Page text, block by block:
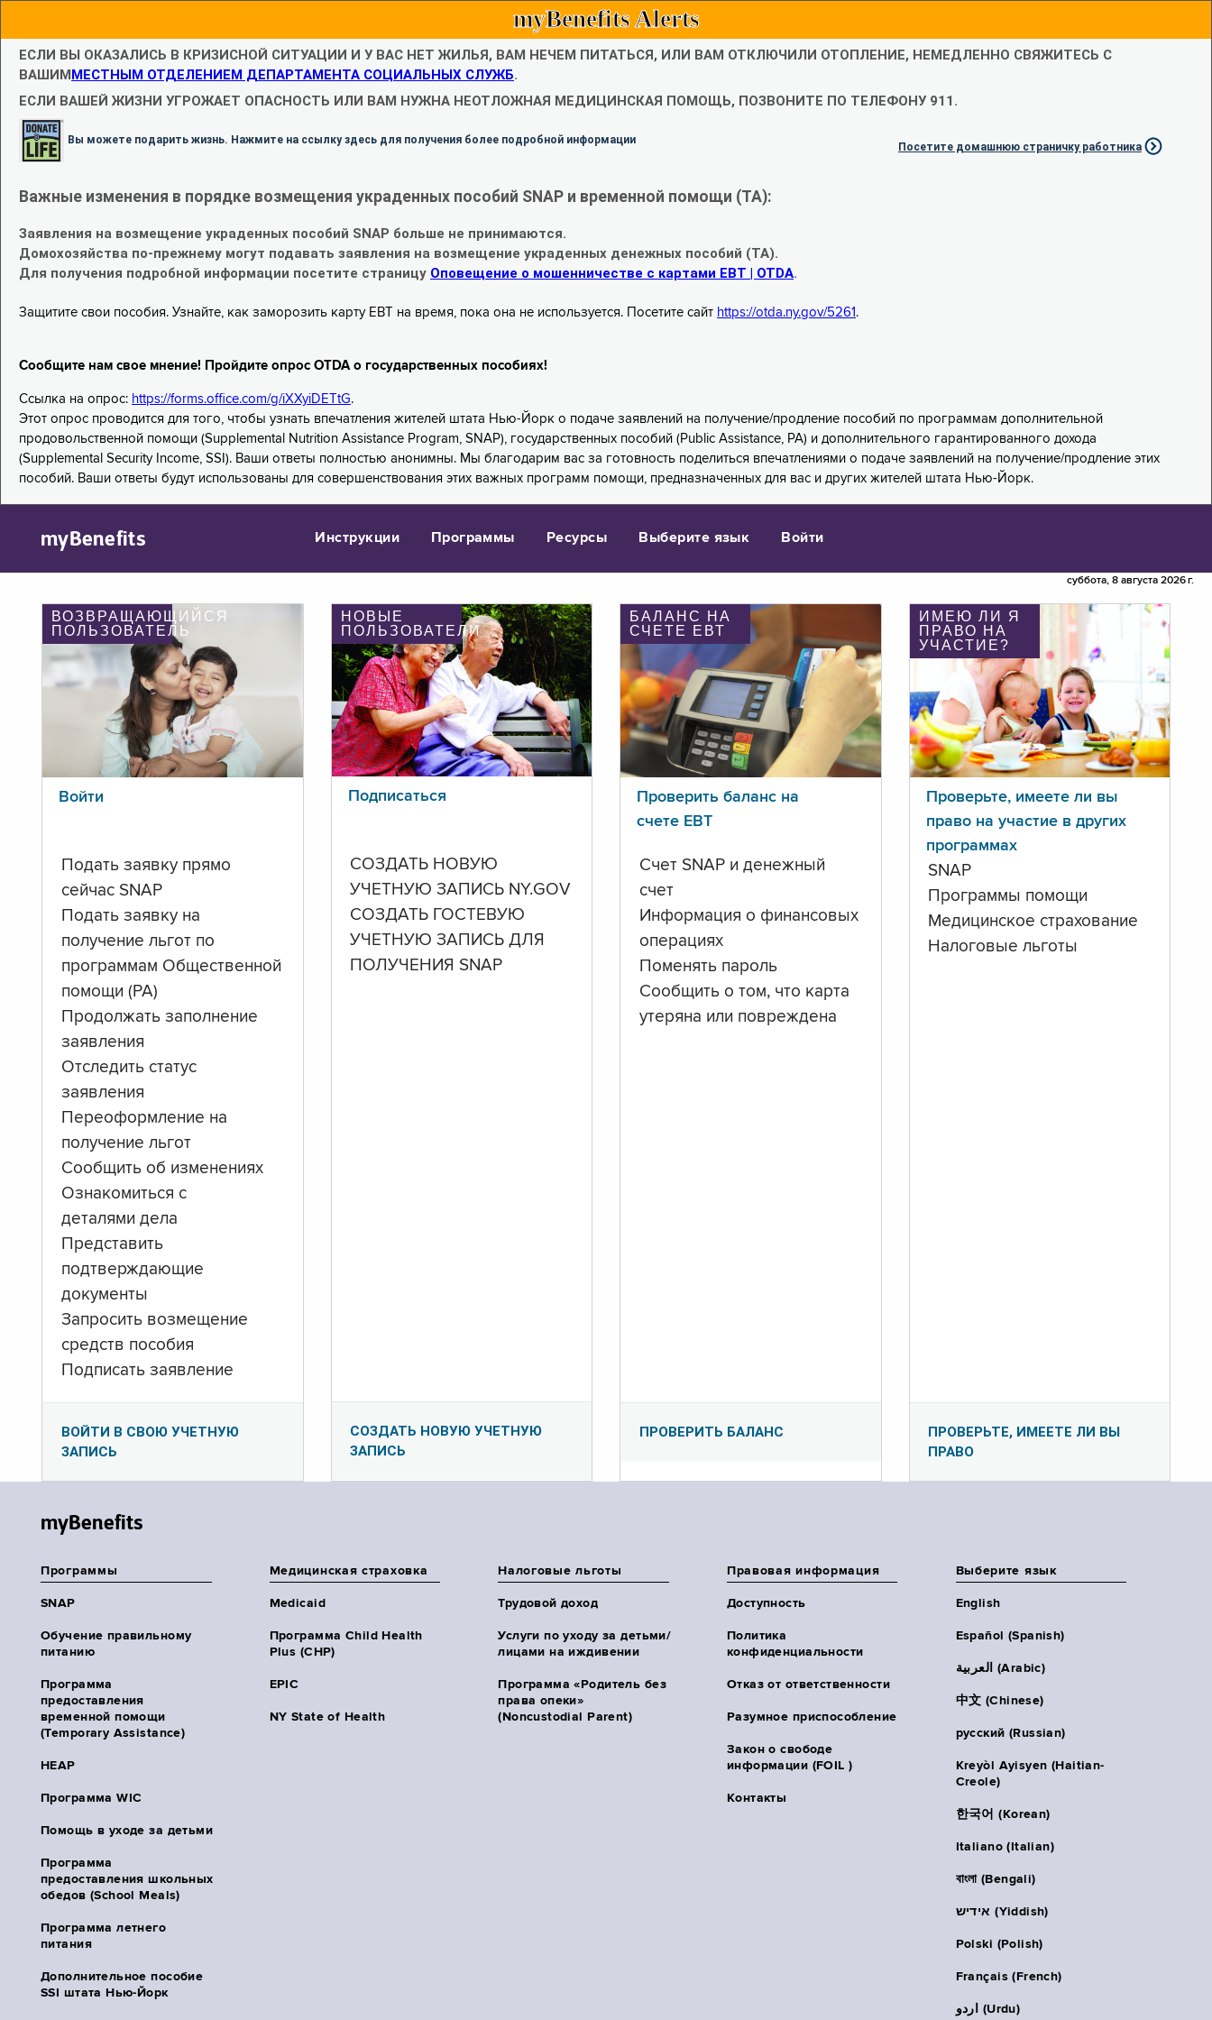
myBenefits Alerts
ЕСЛИ ВЫ ОКАЗАЛИСЬ В КРИЗИСНОЙ СИТУАЦИИ И У ВАС НЕТ ЖИЛЬЯ, ВАМ НЕЧЕМ ПИТАТЬСЯ, ИЛИ ВАМ ОТКЛЮЧИЛИ ОТОПЛЕНИЕ, НЕМЕДЛЕННО СВЯЖИТЕСЬ С
ВАШИММЕСТНЫМ ОТДЕЛЕНИЕМ ДЕПАРТАМЕНТА СОЦИАЛЬНЫХ СЛУЖБ.
ЕСЛИ ВАШЕЙ ЖИЗНИ УГРОЖАЕТ ОПАСНОСТЬ ИЛИ ВАМ НУЖНА НЕОТЛОЖНАЯ МЕДИЦИНСКАЯ ПОМОЩЬ, ПОЗВОНИТЕ ПО ТЕЛЕФОНУ 911.
Вы можете подарить жизнь. Нажмите на ссылку здесь для получения более подробной информации
Посетите домашнюю страничку работника
Важные изменения в порядке возмещения украденных пособий SNAP и временной помощи (TA):
Заявления на возмещение украденных пособий SNAP больше не принимаются.
Домохозяйства по-прежнему могут подавать заявления на возмещение украденных денежных пособий (TA).
Для получения подробной информации посетите страницу Оповещение о мошенничестве с картами EBT | OTDA.
Защитите свои пособия. Узнайте, как заморозить карту EBT на время, пока она не используется. Посетите сайт https://otda.ny.gov/5261 .
Сообщите нам свое мнение! Пройдите опрос OTDA о государственных пособиях!
Ссылка на опрос: https://forms.office.com/g/iXXyiDETtG.
Этот опрос проводится для того, чтобы узнать впечатления жителей штата Нью-Йорк о подаче заявлений на получение/продление пособий по программам дополнительной
продовольственной помощи (Supplemental Nutrition Assistance Program, SNAP), государственных пособий (Public Assistance, PA) и дополнительного гарантированного дохода
(Supplemental Security Income, SSI). Ваши ответы полностью анонимны. Мы благодарим вас за готовность поделиться впечатлениями о подаче заявлений на получение/продление этих
пособий. Ваши ответы будут использованы для совершенствования этих важных программ помощи, предназначенных для вас и других жителей штата Нью-Йорк.
myBenefits Инструкции Программы Ресурсы Выберите язык Войти
суббота, 8 августа 2026 г.
ВОЗВРАЩАЮЩИЙСЯ
ПОЛЬЗОВАТЕЛЬ
Войти
Подать заявку прямо
сейчас SNAP
Подать заявку на
получение льгот по
программам Общественной
помощи (PA)
Продолжать заполнение
заявления
Отследить статус
заявления
Переоформление на
получение льгот
Сообщить об изменениях
Ознакомиться с
деталями дела
Представить
подтверждающие
документы
Запросить возмещение
средств пособия
Подписать заявление
ВОЙТИ В СВОЮ УЧЕТНУЮ
ЗАПИСЬ
НОВЫЕ
ПОЛЬЗОВАТЕЛИ
Подписаться
СОЗДАТЬ НОВУЮ
УЧЕТНУЮ ЗАПИСЬ NY.GOV
СОЗДАТЬ ГОСТЕВУЮ
УЧЕТНУЮ ЗАПИСЬ ДЛЯ
ПОЛУЧЕНИЯ SNAP
СОЗДАТЬ НОВУЮ УЧЕТНУЮ
ЗАПИСЬ
БАЛАНС НА
СЧЕТЕ ЕВТ
Проверить баланс на
счете ЕВТ
Счет SNAP и денежный
счет
Информация о финансовых
операциях
Поменять пароль
Сообщить о том, что карта
утеряна или повреждена
ПРОВЕРИТЬ БАЛАНС
ИМЕЮ ЛИ Я
ПРАВО НА
УЧАСТИЕ?
Проверьте, имеете ли вы
право на участие в других
программах
SNAP
Программы помощи
Медицинское страхование
Налоговые льготы
ПРОВЕРЬТЕ, ИМЕЕТЕ ЛИ ВЫ
ПРАВО
myBenefits
Программы
SNAP
Обучение правильному
питанию
Программа
предоставления
временной помощи
(Temporary Assistance)
HEAP
Программа WIC
Помощь в уходе за детьми
Программа
предоставления школьных
обедов (School Meals)
Программа летнего
питания
Дополнительное пособие
SSI штата Нью-Йорк
Медицинская страховка
Medicaid
Программа Child Health
Plus (CHP)
EPIC
NY State of Health
Налоговые льготы
Трудовой доход
Услуги по уходу за детьми/
лицами на иждивении
Программа «Родитель без
права опеки»
(Noncustodial Parent)
Правовая информация
Доступность
Политика
конфиденциальности
Отказ от ответственности
Разумное приспособление
Закон о свободе
информации (FOIL )
Контакты
Выберите язык
English
Español (Spanish)
العربية (Arabic)
中文 (Chinese)
русский (Russian)
Kreyòl Ayisyen (Haitian-
Creole)
한국어 (Korean)
Italiano (Italian)
বাংলা (Bengali)
אידיש (Yiddish)
Polski (Polish)
Français (French)
اردو (Urdu)